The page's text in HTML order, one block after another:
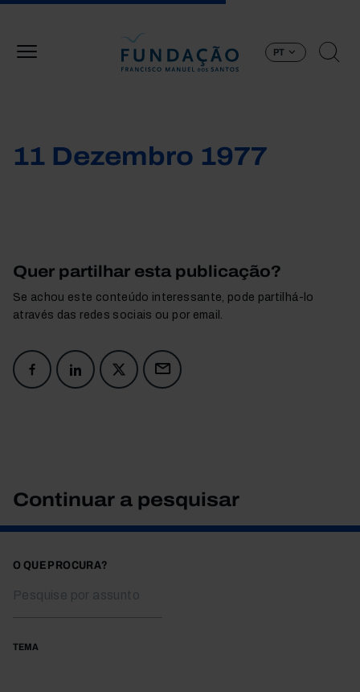
PT
11 Dezembro 1977
Quer partilhar esta publicação?
Se achou este conteúdo interessante, pode partilhá-lo
através das redes sociais ou por email.
Continuar a pesquisar
O QUE PROCURA?
TEMA